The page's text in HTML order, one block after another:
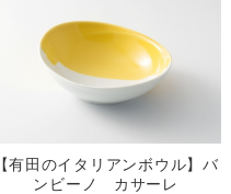
【有田のイタリアンボウル】バ
ンビーノ カサーレ